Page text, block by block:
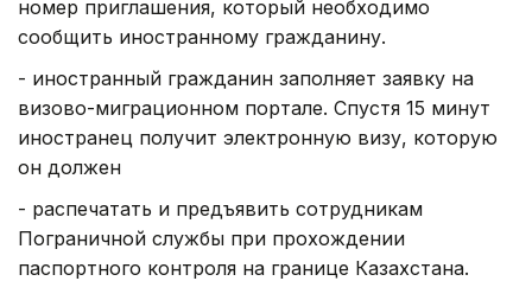
номер приглашения, который необходимо
сообщить иностранному гражданину.
- иностранный гражданин заполняет заявку на
визово-миграционном портале. Спустя 15 минут
иностранец получит электронную визу, которую
он должен
- распечатать и предъявить сотрудникам
Пограничной службы при прохождении
паспортного контроля на границе Казахстана.